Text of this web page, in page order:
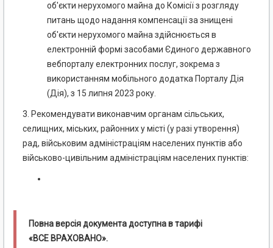
об'єкти нерухомого майна до Комісії з розгляду
питань щодо надання компенсації за знищені
об'єкти нерухомого майна здійснюється в
електронній формі засобами Єдиного державного
вебпорталу електронних послуг, зокрема з
використанням мобільного додатка Порталу Дія
(Дія), з 15 липня 2023 року.
3. Рекомендувати виконавчим органам сільських,
селищних, міських, районних у місті (у разі утворення)
рад, військовим адміністраціям населених пунктів або
військово-цивільним адміністраціям населених пунктів:
Повна версія документа доступна в тарифі
«ВСЕ ВРАХОВАНО».